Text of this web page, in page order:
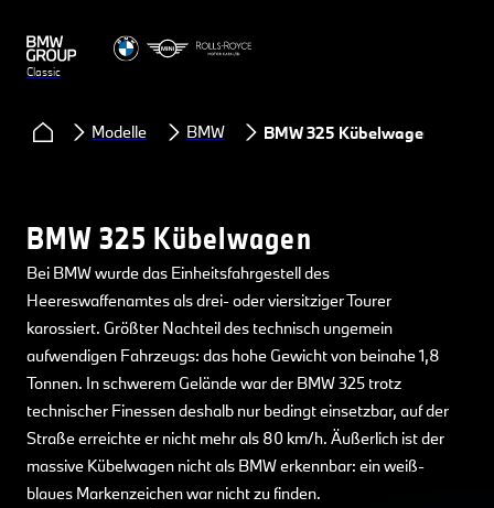
Classic
Modelle BMW BMW 325 Kübelwagen
BMW 325 Kübelwagen
Bei BMW wurde das Einheitsfahrgestell des
Heereswaffenamtes als drei- oder viersitziger Tourer
karossiert. Größter Nachteil des technisch ungemein
aufwendigen Fahrzeugs: das hohe Gewicht von beinahe 1,8
Tonnen. In schwerem Gelände war der BMW 325 trotz
technischer Finessen deshalb nur bedingt einsetzbar, auf der
Straße erreichte er nicht mehr als 80 km/h. Äußerlich ist der
massive Kübelwagen nicht als BMW erkennbar: ein weiß-
blaues Markenzeichen war nicht zu finden.